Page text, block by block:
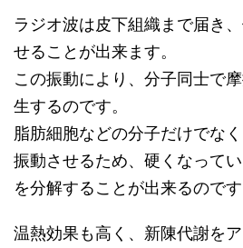
ラジオ波は皮下組織まで届き
せることが出来ます。
この振動により、分子同士で
生するのです。
脂肪細胞などの分子だけでな
振動させるため、硬くなって
を分解することが出来るのです
温熱効果も高く、新陳代謝を